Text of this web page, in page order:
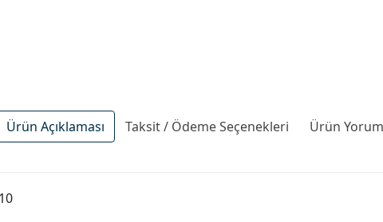
Ürün Açıklaması Taksit / Ödeme Seçenekleri Ürün